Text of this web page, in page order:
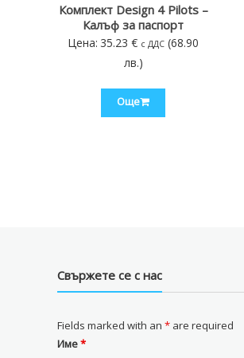
Комплект Design 4 Pilots –
Калъф за паспорт
Цена: 35.23€ с ДДС (68.90
лв.)
Още
Свържете се с нас
Fields marked with an* are required
Име*